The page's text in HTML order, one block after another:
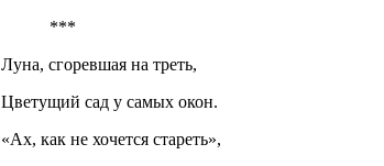
***
Луна, сгоревшая на треть,
Цветущий сад у самых окон.
«Ах, как не хочется стареть»,